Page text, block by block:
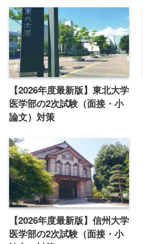
【2026年度最新版】東北大学
医学部の2次試験（面接・小
論文）対策
【2026年度最新版】信州大学
医学部の2次試験（面接・小